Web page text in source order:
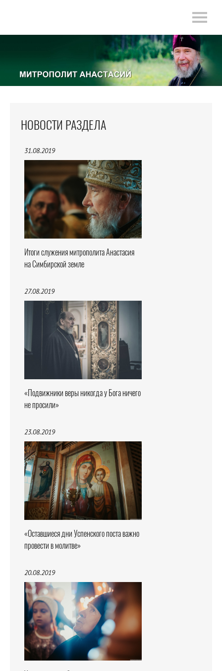
НОВОСТИ РАЗДЕЛА
31.08.2019
Итоги служения митрополита Анастасия
на Симбирской земле
27.08.2019
«Подвижники веры никогда у Бога ничего
не просили»
23.08.2019
«Оставшиеся дни Успенского поста важно
провести в молитве»
20.08.2019